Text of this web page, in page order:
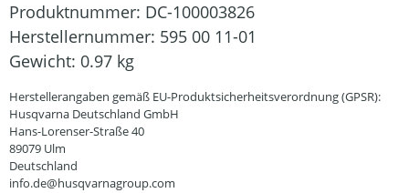
Produktnummer: DC-100003826
Herstellernummer: 595 00 11-01
Gewicht: 0.97 kg
Herstellerangaben gemäß EU-Produktsicherheitsverordnung (GPSR):
Husqvarna Deutschland GmbH
Hans-Lorenser-Straße 40
89079 Ulm
Deutschland
info.de@husqvarnagroup.com